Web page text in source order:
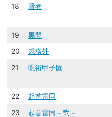
18 賢者
19
黒閃
20
規格外
21
呪術甲子園
22
起首雷同
23
起首雷同－弐－